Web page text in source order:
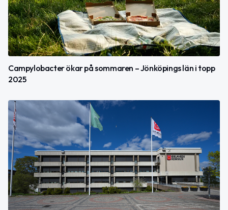
Campylobacter ökar på sommaren – Jönköpings län i topp
2025